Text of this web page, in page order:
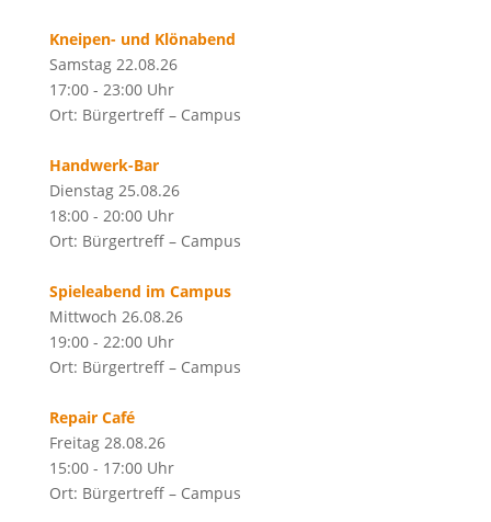
Kneipen- und Klönabend
Samstag 22.08.26
17:00 - 23:00 Uhr
Ort: Bürgertreff – Campus
Handwerk-Bar
Dienstag 25.08.26
18:00 - 20:00 Uhr
Ort: Bürgertreff – Campus
Spieleabend im Campus
Mittwoch 26.08.26
19:00 - 22:00 Uhr
Ort: Bürgertreff – Campus
Repair Café
Freitag 28.08.26
15:00 - 17:00 Uhr
Ort: Bürgertreff – Campus